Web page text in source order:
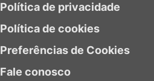
Política de privacidade
Política de cookies
Preferências de Cookies
Fale conosco